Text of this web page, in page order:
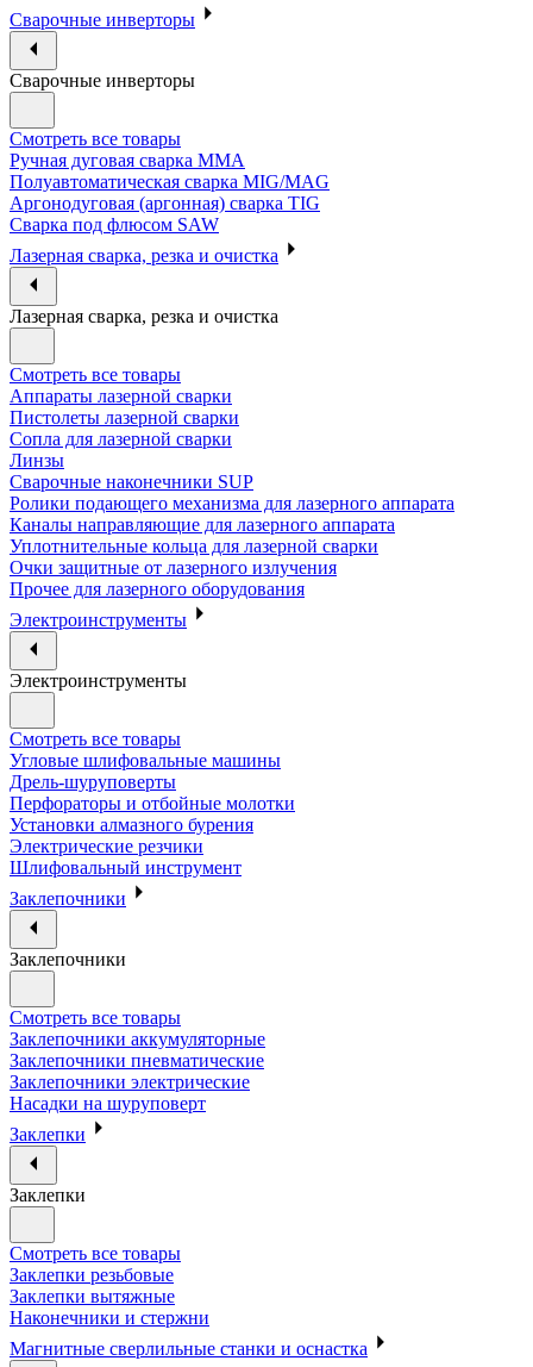
Сварочные инверторы
Сварочные инверторы
Смотреть все товары
Ручная дуговая сварка MMA
Полуавтоматическая сварка MIG/MAG
Аргонодуговая (аргонная) сварка TIG
Сварка под флюсом SAW
Лазерная сварка, резка и очистка
Лазерная сварка, резка и очистка
Смотреть все товары
Аппараты лазерной сварки
Пистолеты лазерной сварки
Сопла для лазерной сварки
Линзы
Сварочные наконечники SUP
Ролики подающего механизма для лазерного аппарата
Каналы направляющие для лазерного аппарата
Уплотнительные кольца для лазерной сварки
Очки защитные от лазерного излучения
Прочее для лазерного оборудования
Электроинструменты
Электроинструменты
Смотреть все товары
Угловые шлифовальные машины
Дрель-шуруповерты
Перфораторы и отбойные молотки
Установки алмазного бурения
Электрические резчики
Шлифовальный инструмент
Заклепочники
Заклепочники
Смотреть все товары
Заклепочники аккумуляторные
Заклепочники пневматические
Заклепочники электрические
Насадки на шуруповерт
Заклепки
Заклепки
Смотреть все товары
Заклепки резьбовые
Заклепки вытяжные
Наконечники и стержни
Магнитные сверлильные станки и оснастка